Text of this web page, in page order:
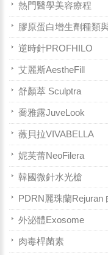
熱門醫學美容療程
膠原蛋白增生劑種類
逆時針PROFHILO
艾麗斯AestheFill
舒顏萃 Sculptra
喬雅露JuveLook
薇貝拉VIVABELLA
妮芙蕾NeoFilera
韓國微針水光槍
PDRN麗珠蘭Rejuran
外泌體Exosome
肉毒桿菌素